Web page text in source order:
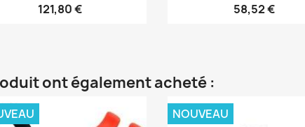
121,80 € 58,52 €
ont également acheté :
NOUVEAU